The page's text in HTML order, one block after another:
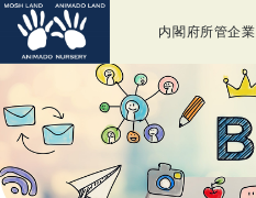
内閣府所管企